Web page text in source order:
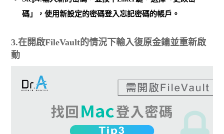
碼」，使用新設定的密碼登入忘記密碼的帳戶 。
3.在開啟FileVault的情況下輸入復原金鑰並重新啟
動